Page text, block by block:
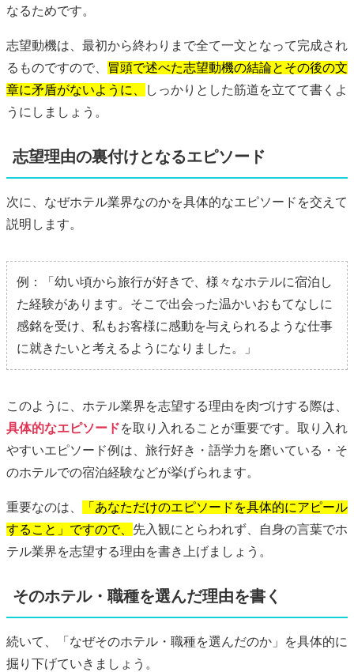
なるためです。
志望動機は、最初から終わりまで全て一文となって完成され
るものですので、
冒頭で述べた志望動機の結論とその後の文
章に矛盾がないように、
しっかりとした筋道を立てて書くよ
うにしましょう。
志望理由の裏付けとなるエピソード
次に、なぜホテル業界なのかを具体的なエピソードを交えて
説明します。
例：
「幼い頃から旅行が好きで、様々なホテルに宿泊し
た経験があります。そこで出会った温かいおもてなしに
感銘を受け、私もお客様に感動を与えられるような仕事
に就きたいと考えるようになりました。」
このように、ホテル業界を志望する理由を肉づけする際は、
具体的なエピソードを取り入れることが重要です。取り入れ
やすいエピソード例は、旅行好き・語学力を磨いている・そ
のホテルでの宿泊経験などが挙げられます。
重要なのは、
「あなただけのエピソードを具体的にアピール
すること」ですので、 先入観にとらわれず、自身の言葉でホ
テル業界を志望する理由を書き上げましょう。
そのホテル・職種を選んだ理由を書く
続いて、「なぜそのホテル・職種を選んだのか」を具体的に
掘り下げていきましょう。